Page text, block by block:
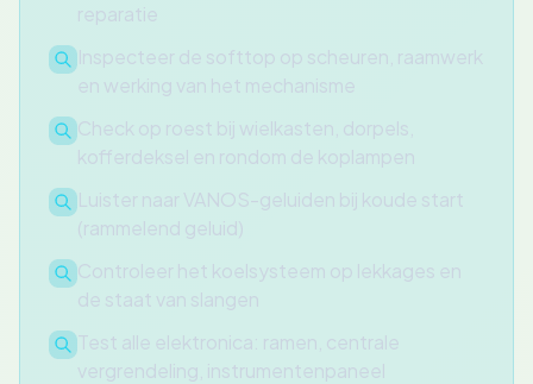
reparatie
Inspecteer de softtop op scheuren, raamwerk
en werking van het mechanisme
Check op roest bij wielkasten, dorpels,
kofferdeksel en rondom de koplampen
Luister naar VANOS-geluiden bij koude start
(rammelend geluid)
Controleer het koelsysteem op lekkages en
de staat van slangen
Test alle elektronica: ramen, centrale
vergrendeling, instrumentenpaneel